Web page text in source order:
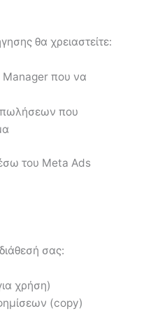
θα χρειαστείτε:
Manager που να
που
του Meta Ads
σας:
χρήση)
(copy)